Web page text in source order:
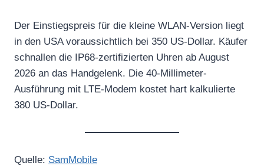
Der Einstiegspreis für die kleine WLAN-Version liegt
in den USA voraussichtlich bei 350 US-Dollar. Käufer
schnallen die IP68-zertifizierten Uhren ab August
2026 an das Handgelenk. Die 40-Millimeter-
Ausführung mit LTE-Modem kostet hart kalkulierte
380 US-Dollar.
Quelle: SamMobile